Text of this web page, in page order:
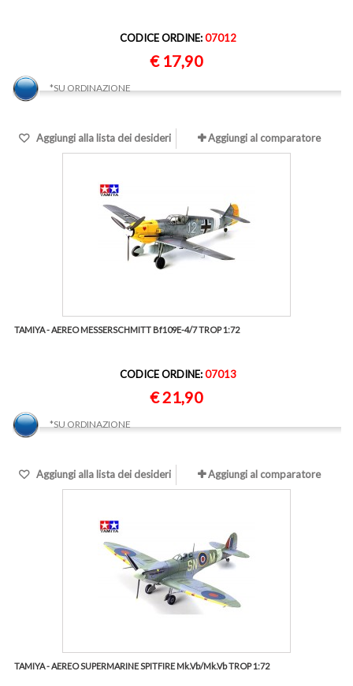
CODICE ORDINE:07012
€ 17,90
*SU ORDINAZIONE
Aggiungi alla lista dei desideri Aggiungi al comparatore
TAMIYA - AEREO MESSERSCHMITT Bf109E-4/7 TROP 1:72
CODICE ORDINE:07013
€ 21,90
*SU ORDINAZIONE
Aggiungi alla lista dei desideri Aggiungi al comparatore
TAMIYA - AEREO SUPERMARINE SPITFIRE Mk.Vb/Mk.Vb TROP 1:72